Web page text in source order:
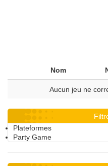
Nom
Aucun jeu ne
Plateformes
Party Game